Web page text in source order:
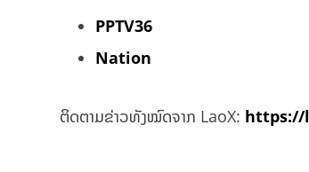
PPTV36
Nation
ຕິດຕາມຂ່າວທັງໝົດຈາກ LaoX: https://